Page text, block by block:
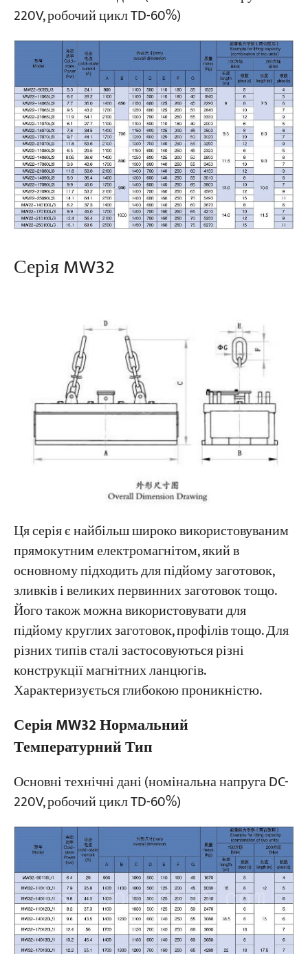
220V, робочий цикл TD-60%)
Серія MW32
Ця серія є найбільш широко використовуваним
прямокутним електромагнітом, який в
основному підходить для підйому заготовок,
зливків і великих первинних заготовок тощо.
Його також можна використовувати для
підйому круглих заготовок, профілів тощо. Для
різних типів сталі застосовуються різні
конструкції магнітних ланцюгів.
Характеризується глибокою проникністю.
Серія MW32 Нормальний
Температурний Тип
Основні технічні дані (номінальна напруга DC-
220V, робочий цикл TD-60%)